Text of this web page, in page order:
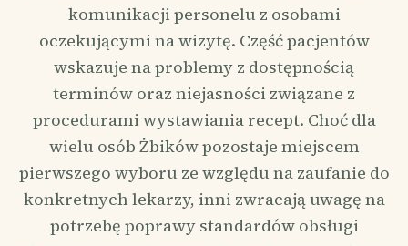
komunikacji personelu z osobami
oczekującymi na wizytę. Część pacjentów
wskazuje na problemy z dostępnością
terminów oraz niejasności związane z
procedurami wystawiania recept. Choć dla
wielu osób Żbików pozostaje miejscem
pierwszego wyboru ze względu na zaufanie do
konkretnych lekarzy, inni zwracają uwagę na
potrzebę poprawy standardów obsługi